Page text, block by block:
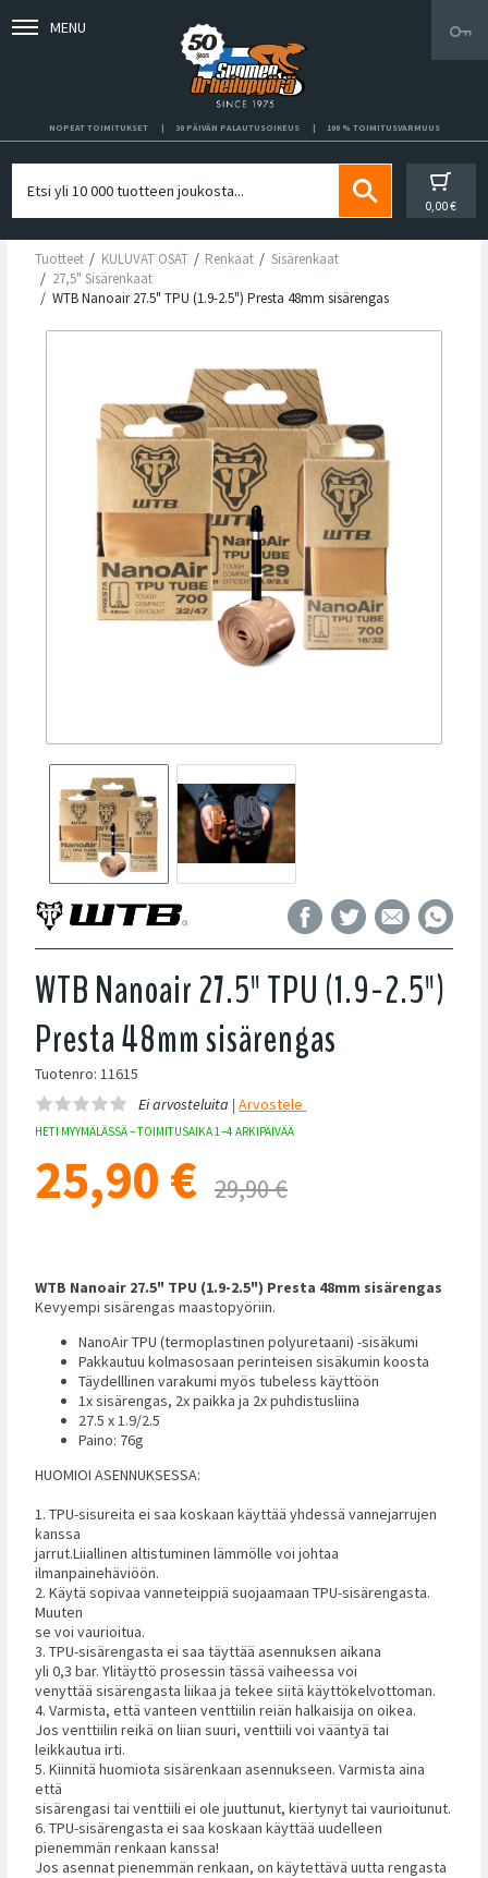
MENU
NOPEAT TOIMITUKSET 30 PÄIVÄN PALAUTUSOIKEUS 100 % TOIMITUSVARMUUS
0,00 €
Tuotteet KULUVAT OSAT Renkaat
Sisärenkaat
27,5" Sisärenkaat
WTB Nanoair 27.5" TPU (1.9-2.5") Presta 48mm sisärengas
WTB Nanoair 27.5" TPU (1.9-2.5")
Presta 48mm sisärengas
Tuotenro: 11615
Ei arvosteluita |Arvostele
HETI MYYMÄLÄSSÄ – TOIMITUSAIKA 1–4 ARKIPÄIVÄÄ
25,90 € 29,90 €
WTB Nanoair 27.5" TPU (1.9-2.5") Presta 48mm sisärengas
Kevyempi sisärengas maastopyöriin.
NanoAir TPU (termoplastinen polyuretaani) -sisäkumi
Pakkautuu kolmasosaan perinteisen sisäkumin koosta
Täydelllinen varakumi myös tubeless käyttöön
1x sisärengas, 2x paikka ja 2x puhdistusliina
27.5 x 1.9/2.5
Paino: 76g
HUOMIOI ASENNUKSESSA:
1. TPU-sisureita ei saa koskaan käyttää yhdessä vannejarrujen
kanssa
jarrut.Liiallinen altistuminen lämmölle voi johtaa
ilmanpainehäviöön.
2. Käytä sopivaa vanneteippiä suojaamaan TPU-sisärengasta.
Muuten
se voi vaurioitua.
3. TPU-sisärengasta ei saa täyttää asennuksen aikana
yli 0,3 bar. Ylitäyttö prosessin tässä vaiheessa voi
venyttää sisärengasta liikaa ja tekee siitä käyttökelvottoman.
4. Varmista, että vanteen venttiilin reiän halkaisija on oikea.
Jos venttiilin reikä on liian suuri, venttiili voi vääntyä tai
leikkautua irti.
5. Kiinnitä huomiota sisärenkaan asennukseen. Varmista aina
että
sisärengasi tai venttiili ei ole juuttunut, kiertynyt tai vaurioitunut.
6. TPU-sisärengasta ei saa koskaan käyttää uudelleen
pienemmän renkaan kanssa!
Jos asennat pienemmän renkaan, on käytettävä uutta rengasta